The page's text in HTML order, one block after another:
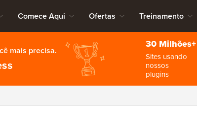
Comece Aqui Ofertas Treinamento
mais precisa.
30 Milhões+
Sites usando
nossos
plugins